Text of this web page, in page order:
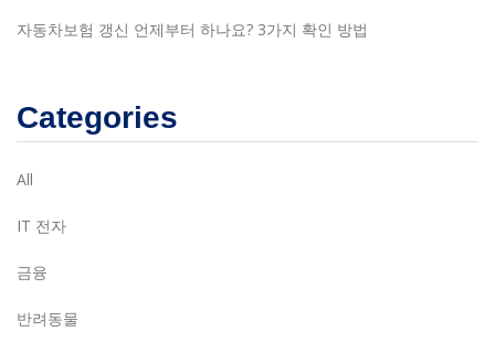
자동차보험 갱신 언제부터 하나요? 3가지 확인 방법
Categories
All
IT 전자
금융
반려동물